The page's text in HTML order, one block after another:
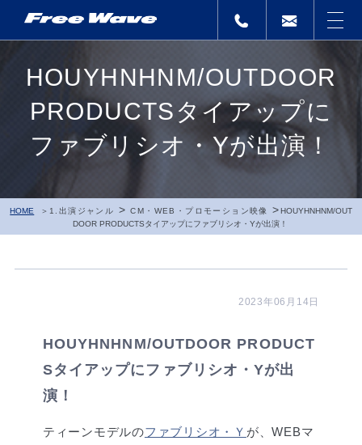
HOUYHNHNM/OUTDOOR
PRODUCTSタイアップに
ファブリシオ・Yが出演！
HOME 1.出演ジャンル >CM・WEB・プロモーション映像 >HOUYHNHNM/OUT
DOOR PRODUCTSタイアップにファブリシオ・Yが出演！
2023年06月14日
HOUYHNHNM/OUTDOOR PRODUCT
Sタイアップにファブリシオ・Yが出
演！
ティーンモデルのファブリシオ・Ｙ が、WEBマ